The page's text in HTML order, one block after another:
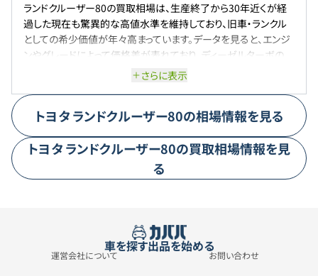
ランドクルーザー80の買取相場は、生産終了から30年近くが経
過した現在も驚異的な高値水準を維持しており、旧車・ランクル
としての希少価値が年々高まっています。データを見ると、エンジ
ンやグレードによって価格差が表れており、ディーゼルターボの
HDJ81V系は走行性能と耐久性への評価から根強い人気を誇り
度の良い個体には相応の高値がつく傾向があります。VXリミテッ
ドはフル装備の最上位グレードとして別格の評価を受けており、
低走行・ノーマル車両への需要が特に高くなっています。世界的
な旧車・ランクルブームの影響で海外需要も相場を押し上げてお
り、今後も程度の良い個体の希少価値はさらに高まっていくと考
えられます。
さらに表示
トヨタ ランドクルーザー80の相場情報を見る
トヨタランドクルーザー80の買取相場情報を見
る
車を探す出品を始める
運営会社について お問い合わせ